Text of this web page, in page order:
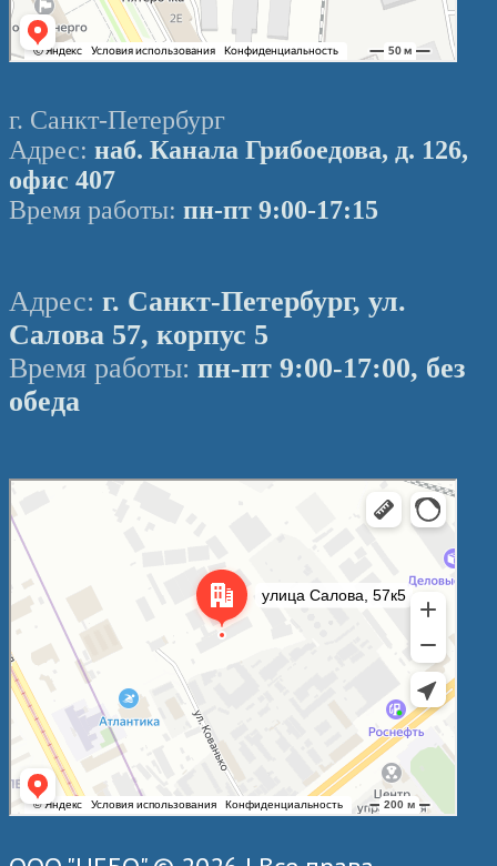
г. Санкт-Петербург
Адрес: наб. Канала Грибоедова, д. 126,
офис 407
Время работы: пн-пт 9:00-17:15
Адрес: г. Санкт-Петербург, ул.
Салова 57, корпус 5
Время работы: пн-пт 9:00-17:00, без
обеда
Улица Салова, 57к5 на карте Санкт‑Петербурга